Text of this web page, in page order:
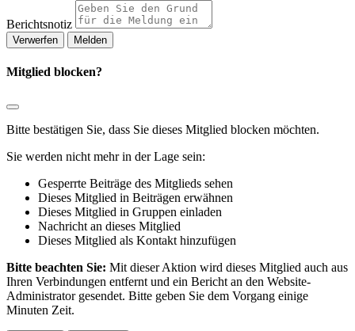
Berichtsnotiz
Melden
Mitglied blocken?
Bitte bestätigen Sie, dass Sie dieses Mitglied blocken möchten.
Sie werden nicht mehr in der Lage sein:
Gesperrte Beiträge des Mitglieds sehen
Dieses Mitglied in Beiträgen erwähnen
Dieses Mitglied in Gruppen einladen
Nachricht an dieses Mitglied
Dieses Mitglied als Kontakt hinzufügen
Bitte beachten Sie: Mit dieser Aktion wird dieses Mitglied auch aus
Ihren Verbindungen entfernt und ein Bericht an den Website-
Administrator gesendet. Bitte geben Sie dem Vorgang einige
Minuten Zeit.